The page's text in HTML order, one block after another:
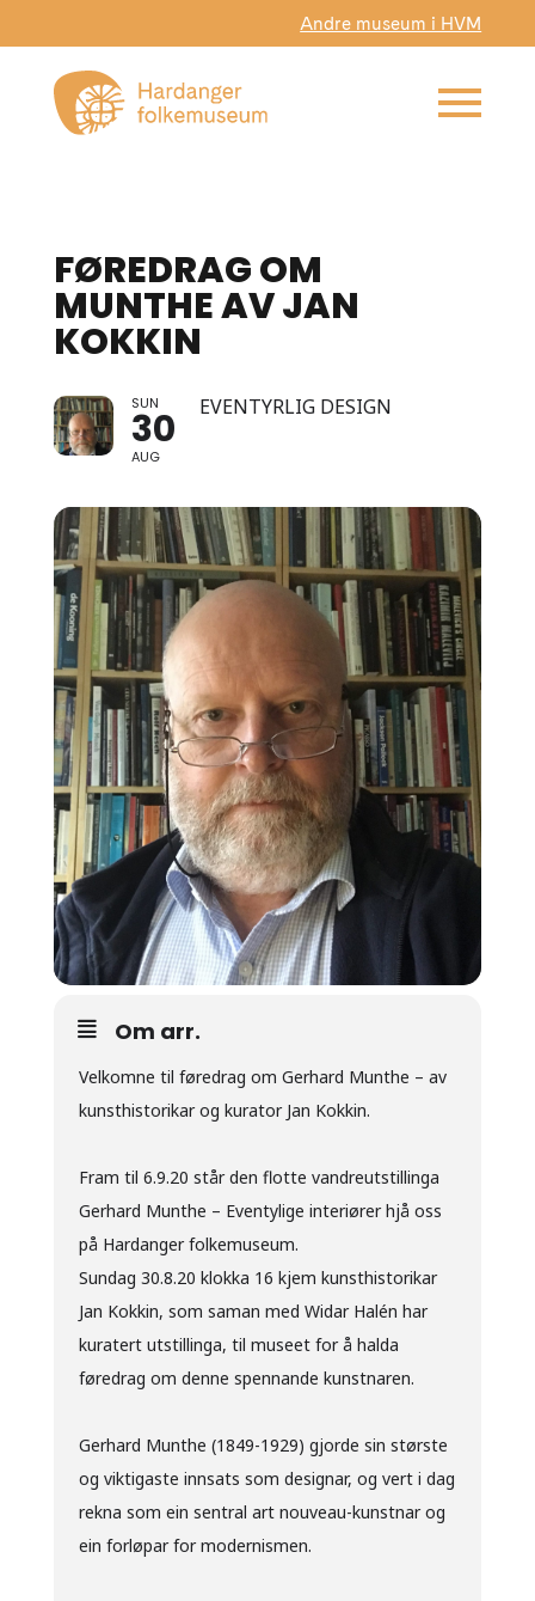
Andre museum i HVM
FØREDRAG OM
MUNTHE AV JAN
KOKKIN
SUN
30
AUG
EVENTYRLIG DESIGN
Om arr.
Velkomne til føredrag om Gerhard Munthe – av
kunsthistorikar og kurator Jan Kokkin.
Fram til 6.9.20 står den flotte vandreutstillinga
Gerhard Munthe – Eventylige interiører hjå oss
på Hardanger folkemuseum.
Sundag 30.8.20 klokka 16 kjem kunsthistorikar
Jan Kokkin, som saman med Widar Halén har
kuratert utstillinga, til museet for å halda
føredrag om denne spennande kunstnaren.
Gerhard Munthe (1849-1929) gjorde sin største
og viktigaste innsats som designar, og vert i dag
rekna som ein sentral art nouveau-kunstnar og
ein forløpar for modernismen.